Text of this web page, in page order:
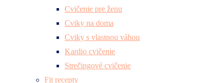
Cvičenie pre ženu
Cviky na doma
Cviky s vlastnou váhou
Kardio cvičenie
Strečingové cvičenie
Fit recepty